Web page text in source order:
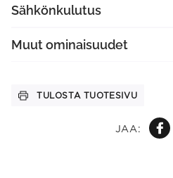
JAA:
Sähkönkulutus
Muut ominaisuudet
TULOSTA TUOTESIVU